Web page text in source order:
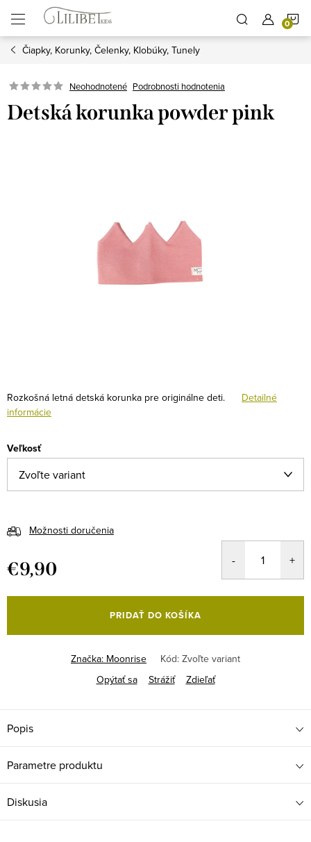
obsah
Čiapky, Korunky, Čelenky, Klobúky, Tunely
Neohodnotené Podrobnosti hodnotenia
Detská korunka powder pink
Rozkošná letná detská korunka pre originálne deti.
Detailné
informácie
Veľkosť
Možnosti doručenia
€9,90
cena:
PRIDAŤ DO KOŠÍKA
Značka: Moonrise Kód: Zvoľte variant
Opýtať sa
Strážiť Zdieľať
Popis
Parametre produktu
Diskusia